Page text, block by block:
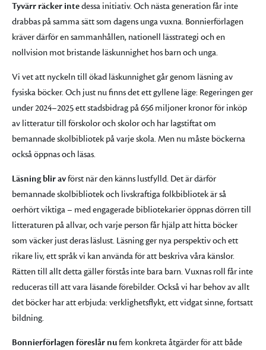
Tyvärr räcker intedessa initiativ. Och nästa generation får inte
drabbas på samma sätt som dagens unga vuxna. Bonnierförlagen
kräver därför en sammanhållen, nationell lässtrategi och en
nollvision mot bristande läskunnighet hos barn och unga.
Vi vet att nyckeln till ökad läskunnighet går genom läsning av
fysiska böcker. Och just nu finns det ett gyllene läge: Regeringen ger
under 2024–2025 ett stadsbidrag på 656 miljoner kronor för inköp
av litteratur till förskolor och skolor och har lagstiftat om
bemannade skolbibliotek på varje skola. Men nu måste böckerna
också öppnas och läsas.
Läsning blir avförst när den känns lustfylld. Det är därför
bemannade skolbibliotek och livskraftiga folkbibliotek är så
oerhört viktiga – med engagerade bibliotekarier öppnas dörren till
litteraturen på allvar, och varje person får hjälp att hitta böcker
som väcker just deras läslust. Läsning ger nya perspektiv och ett
rikare liv, ett språk vi kan använda för att beskriva våra känslor.
Rätten till allt detta gäller förstås inte bara barn. Vuxnas roll får inte
reduceras till att vara läsande förebilder. Också vi har behov av allt
det böcker har att erbjuda: verklighetsflykt, ett vidgat sinne, fortsatt
bildning.
Bonnierförlagen föreslår nufem konkreta åtgärder för att både